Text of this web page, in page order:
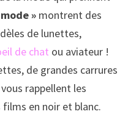
»montrent des
de lunettes,
de chat ou aviateur !
de grandes carrures
rappellent les
en noir et blanc.